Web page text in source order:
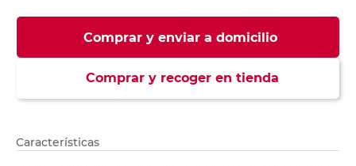
Comprar y enviar a domicilio
Comprar y recoger en tienda
Características